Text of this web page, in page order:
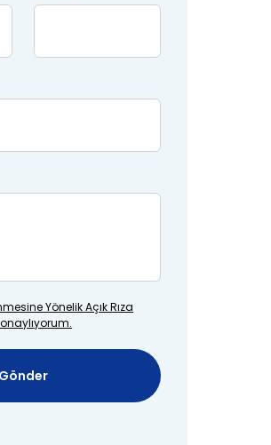
Yönelik Açık Rıza
Gönder